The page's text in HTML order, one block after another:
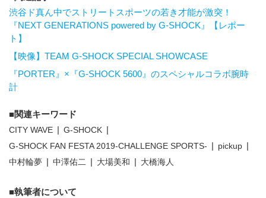
渋谷ド真ん中でストリートスポーツの若き才能が激突！
『NEXT GENERATIONS powered by G-SHOCK』【レポー
ト】
【映像】TEAM G-SHOCK SPECIAL SHOWCASE
『PORTER』×『G-SHOCK 5600』のスペシャルコラボ腕時
計
関連キーワード
CITY WAVE
G-SHOCK
G-SHOCK FAN FESTA 2019-CHALLENGE SPORTS-
pickup
中村輪夢
中澤佑二 大場美和 大橋海人
執筆者について